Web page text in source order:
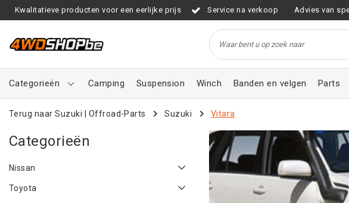
Kwalitatieve producten voor een eerlijke prijs Service na verkoop Advies van
Categorieën Camping Suspension Winch Banden en velgen Parts
Terug naar Suzuki Offroad-Parts Suzuki Vitara
Categorieën
Nissan
Toyota